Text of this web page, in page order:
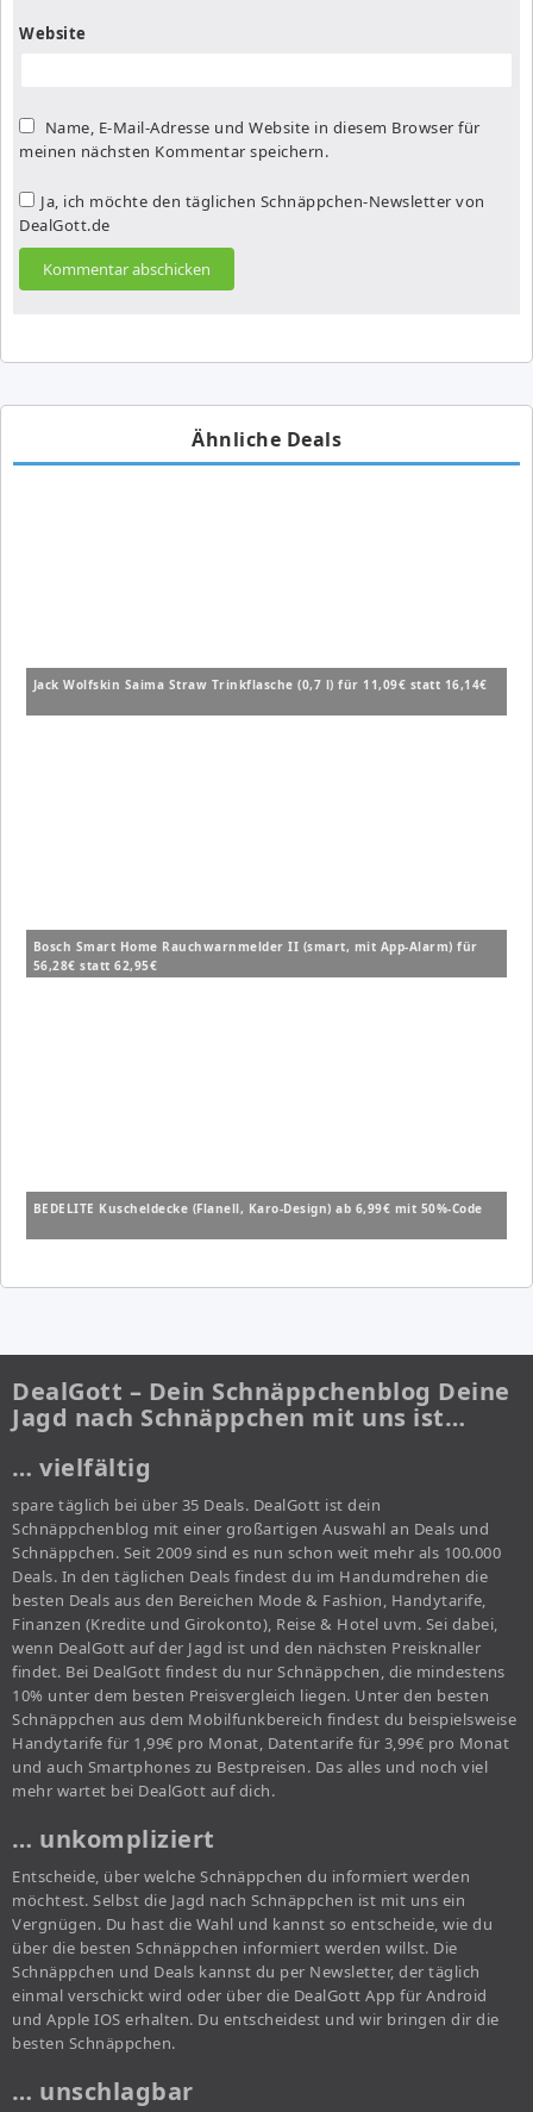
Website
Name, E-Mail-Adresse und Website in diesem Browser für
meinen nächsten Kommentar speichern.
Ja, ich möchte den täglichen Schnäppchen-Newsletter von
DealGott.de
Ähnliche Deals
Jack Wolfskin Saima Straw Trinkflasche (0,7 l) für 11,09€ statt 16,14€
Bosch Smart Home Rauchwarnmelder II (smart, mit App-Alarm) für
56,28€ statt 62,95€
BEDELITE Kuscheldecke (Flanell, Karo-Design) ab 6,99€ mit 50%-Code
DealGott – Dein Schnäppchenblog Deine
Jagd nach Schnäppchen mit uns ist…
… vielfältig
spare täglich bei über 35 Deals. DealGott ist dein
Schnäppchenblog mit einer großartigen Auswahl an Deals und
Schnäppchen. Seit 2009 sind es nun schon weit mehr als 100.000
Deals. In den täglichen Deals findest du im Handumdrehen die
besten Deals aus den Bereichen Mode & Fashion, Handytarife,
Finanzen (Kredite und Girokonto), Reise & Hotel uvm. Sei dabei,
wenn DealGott auf der Jagd ist und den nächsten Preisknaller
findet. Bei DealGott findest du nur Schnäppchen, die mindestens
10% unter dem besten Preisvergleich liegen. Unter den besten
Schnäppchen aus dem Mobilfunkbereich findest du beispielsweise
Handytarife für 1,99€ pro Monat, Datentarife für 3,99€ pro Monat
und auch Smartphones zu Bestpreisen. Das alles und noch viel
mehr wartet bei DealGott auf dich.
… unkompliziert
Entscheide, über welche Schnäppchen du informiert werden
möchtest. Selbst die Jagd nach Schnäppchen ist mit uns ein
Vergnügen. Du hast die Wahl und kannst so entscheide, wie du
über die besten Schnäppchen informiert werden willst. Die
Schnäppchen und Deals kannst du per Newsletter, der täglich
einmal verschickt wird oder über die DealGott App für Android
und Apple IOS erhalten. Du entscheidest und wir bringen dir die
besten Schnäppchen.
… unschlagbar